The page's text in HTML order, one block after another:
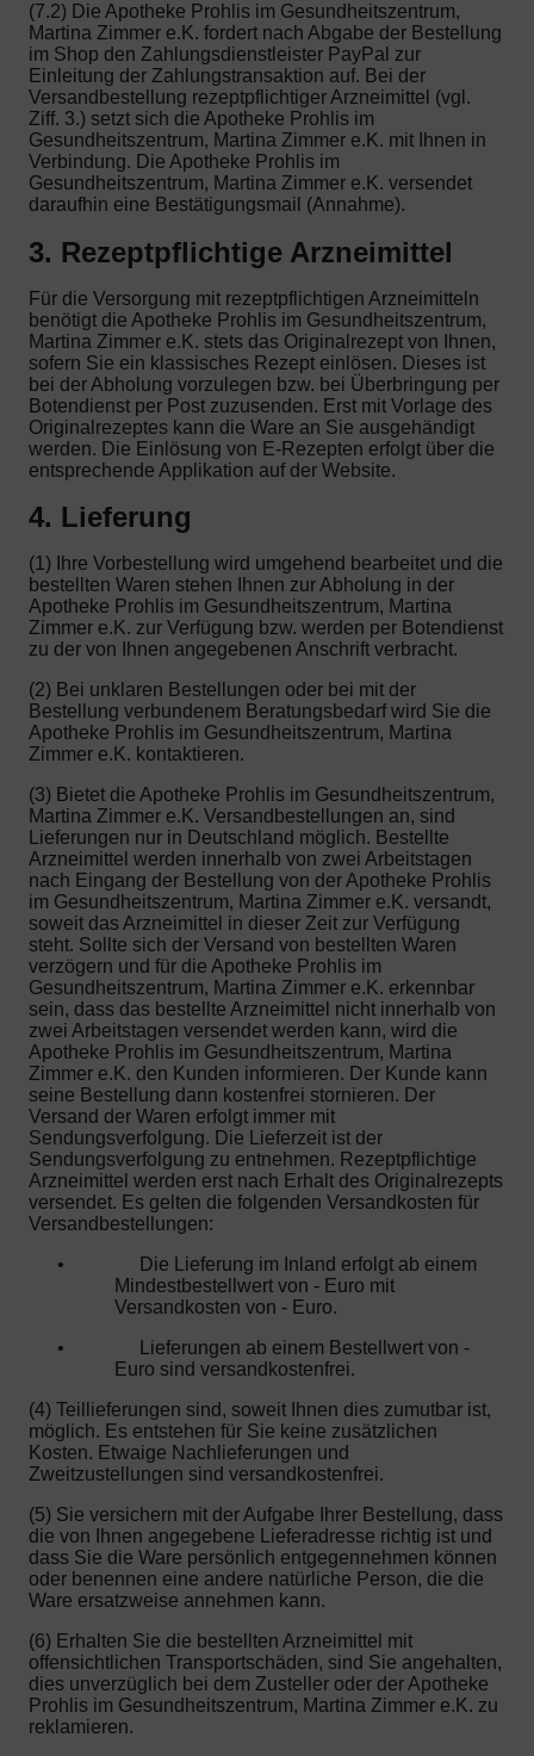
(7.2) Die Apotheke Prohlis im Gesundheitszentrum,
Martina Zimmer e.K. fordert nach Abgabe der Bestellung
im Shop den Zahlungsdienstleister PayPal zur
Einleitung der Zahlungstransaktion auf. Bei der
Versandbestellung rezeptpflichtiger Arzneimittel (vgl.
Ziff. 3.) setzt sich die Apotheke Prohlis im
Gesundheitszentrum, Martina Zimmer e.K. mit Ihnen in
Verbindung. Die Apotheke Prohlis im
Gesundheitszentrum, Martina Zimmer e.K. versendet
daraufhin eine Bestätigungsmail (Annahme).
3. Rezeptpflichtige Arzneimittel
Für die Versorgung mit rezeptpflichtigen Arzneimitteln
benötigt die Apotheke Prohlis im Gesundheitszentrum,
Martina Zimmer e.K. stets das Originalrezept von Ihnen,
sofern Sie ein klassisches Rezept einlösen. Dieses ist
bei der Abholung vorzulegen bzw. bei Überbringung per
Botendienst per Post zuzusenden. Erst mit Vorlage des
Originalrezeptes kann die Ware an Sie ausgehändigt
werden. Die Einlösung von E-Rezepten erfolgt über die
entsprechende Applikation auf der Website.
4. Lieferung
(1) Ihre Vorbestellung wird umgehend bearbeitet und die
bestellten Waren stehen Ihnen zur Abholung in der
Apotheke Prohlis im Gesundheitszentrum, Martina
Zimmer e.K. zur Verfügung bzw. werden per Botendienst
zu der von Ihnen angegebenen Anschrift verbracht.
(2) Bei unklaren Bestellungen oder bei mit der
Bestellung verbundenem Beratungsbedarf wird Sie die
Apotheke Prohlis im Gesundheitszentrum, Martina
Zimmer e.K. kontaktieren.
(3) Bietet die Apotheke Prohlis im Gesundheitszentrum,
Martina Zimmer e.K. Versandbestellungen an, sind
Lieferungen nur in Deutschland möglich. Bestellte
Arzneimittel werden innerhalb von zwei Arbeitstagen
nach Eingang der Bestellung von der Apotheke Prohlis
im Gesundheitszentrum, Martina Zimmer e.K. versandt,
soweit das Arzneimittel in dieser Zeit zur Verfügung
steht. Sollte sich der Versand von bestellten Waren
verzögern und für die Apotheke Prohlis im
Gesundheitszentrum, Martina Zimmer e.K. erkennbar
sein, dass das bestellte Arzneimittel nicht innerhalb von
zwei Arbeitstagen versendet werden kann, wird die
Apotheke Prohlis im Gesundheitszentrum, Martina
Zimmer e.K. den Kunden informieren. Der Kunde kann
seine Bestellung dann kostenfrei stornieren. Der
Versand der Waren erfolgt immer mit
Sendungsverfolgung. Die Lieferzeit ist der
Sendungsverfolgung zu entnehmen. Rezeptpflichtige
Arzneimittel werden erst nach Erhalt des Originalrezepts
versendet. Es gelten die folgenden Versandkosten für
Versandbestellungen:
•
Die Lieferung im Inland erfolgt ab einem
Mindestbestellwert von - Euro mit
Versandkosten von - Euro.
•
Lieferungen ab einem Bestellwert von -
Euro sind versandkostenfrei.
(4) Teillieferungen sind, soweit Ihnen dies zumutbar ist,
möglich. Es entstehen für Sie keine zusätzlichen
Kosten. Etwaige Nachlieferungen und
Zweitzustellungen sind versandkostenfrei.
(5) Sie versichern mit der Aufgabe Ihrer Bestellung, dass
die von Ihnen angegebene Lieferadresse richtig ist und
dass Sie die Ware persönlich entgegennehmen können
oder benennen eine andere natürliche Person, die die
Ware ersatzweise annehmen kann.
(6) Erhalten Sie die bestellten Arzneimittel mit
offensichtlichen Transportschäden, sind Sie angehalten,
dies unverzüglich bei dem Zusteller oder der Apotheke
Prohlis im Gesundheitszentrum, Martina Zimmer e.K. zu
reklamieren.